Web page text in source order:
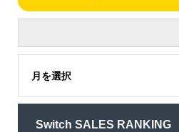
月を選択
Switch SALES RANKING